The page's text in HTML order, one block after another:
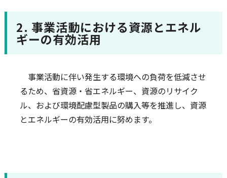
2. 事業活動における資源とエネル
ギーの有効活用
事業活動に伴い発生する環境への負荷を低減させ
るため、省資源・省エネルギー、資源のリサイク
ル、および環境配慮型製品の購入等を推進し、資源
とエネルギーの有効活用に努めます。